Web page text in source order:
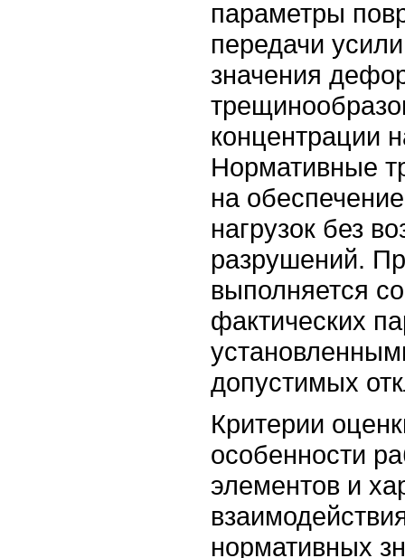
параметры
передачи
значения
концентрации
Нормативные
на
нагрузок без
разрушений.
выполняется
фактических
допустимых
Критерии
особенности
элементов и
нормативных